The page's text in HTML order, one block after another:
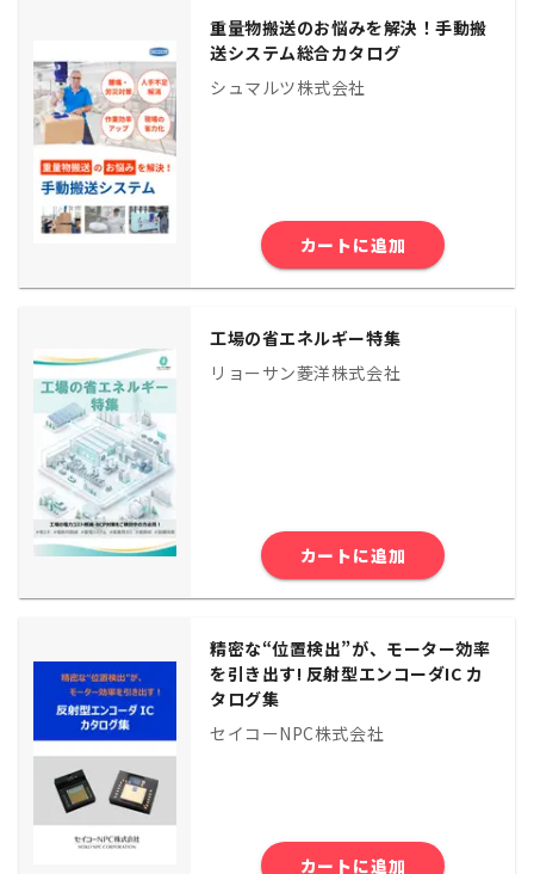
重量物搬送のお悩みを解決！手動搬
送システム総合カタログ
シュマルツ株式会社
カートに追加
工場の省エネルギー特集
リョーサン菱洋株式会社
カートに追加
精密な“位置検出”が、モーター効率
を引き出す! 反射型エンコーダIC カ
タログ集
セイコーNPC株式会社
カートに追加